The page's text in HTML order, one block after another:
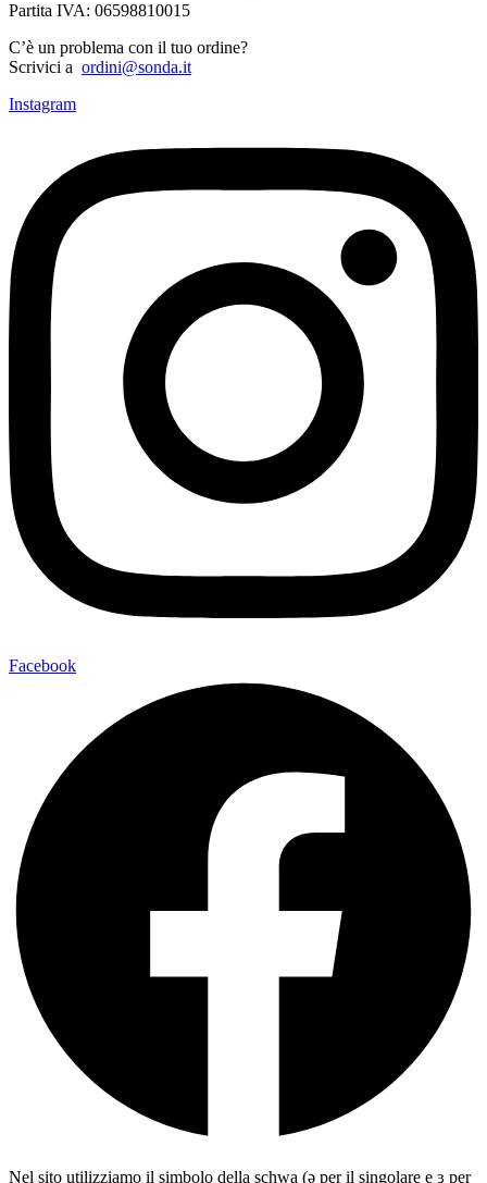
Partita IVA: 06598810015
C’è un problema con il tuo ordine?
Scrivici a ordini@sonda.it
Instagram
Facebook
Nel sito utilizziamo il simbolo della schwa (ə per il singolare e ɜ per